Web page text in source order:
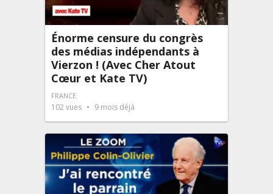
Énorme censure du congrès
des médias indépendants à
Vierzon ! (Avec Cher Atout
Cœur et Kate TV)
FRANCE
102vues 9 mois déjà